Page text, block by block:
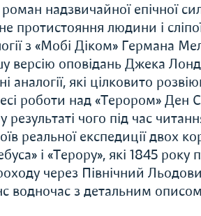
надзвичайної епічної
протистояння людини і
з «Мобі Діком» Германа
версію оповідань Джека
аналогії, які цілковито
роботи над «Терором» Ден
результаті чого під час
реальної експедиції двох
і «Терору», які 1845
через Північний
водночас з детальним